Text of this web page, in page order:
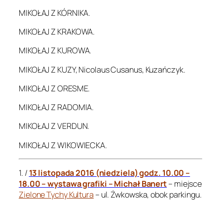
MIKOŁAJ Z KÓRNIKA.
MIKOŁAJ Z KRAKOWA.
MIKOŁAJ Z KUROWA.
MIKOŁAJ Z KUZY, Nicolaus Cusanus, Kuzańczyk.
MIKOŁAJ Z ORESME.
MIKOŁAJ Z RADOMIA.
MIKOŁAJ Z VERDUN.
MIKOŁAJ Z WIKOWIECKA.
1. / 13 listopada 2016 (niedziela) godz. 10.00 –
18.00 – wystawa grafiki – Michał Banert– miejsce
Zielone Tychy Kultura – ul. Żwkowska, obok parkingu.